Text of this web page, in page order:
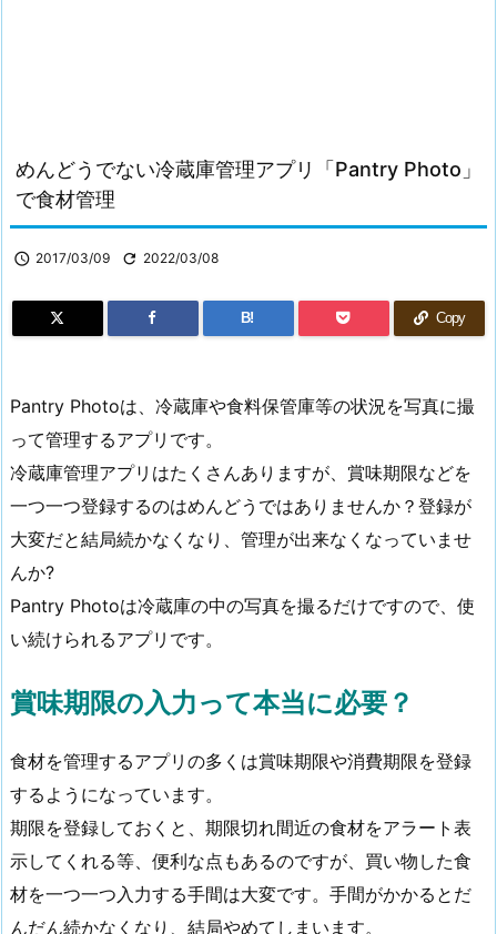
めんどうでない冷蔵庫管理アプリ「Pantry Photo」
で食材管理
 2017/03/09  2022/03/08
B! Copy
Pantry Photoは、冷蔵庫や食料保管庫等の状況を写真に撮
って管理するアプリです。
冷蔵庫管理アプリはたくさんありますが、賞味期限などを
一つ一つ登録するのはめんどうではありませんか？登録が
大変だと結局続かなくなり、管理が出来なくなっていませ
んか?
Pantry Photoは冷蔵庫の中の写真を撮るだけですので、使
い続けられるアプリです。
賞味期限の入力って本当に必要？
食材を管理するアプリの多くは賞味期限や消費期限を登録
するようになっています。
期限を登録しておくと、期限切れ間近の食材をアラート表
示してくれる等、便利な点もあるのですが、買い物した食
材を一つ一つ入力する手間は大変です。手間がかかるとだ
んだん続かなくなり、結局やめてしまいます。